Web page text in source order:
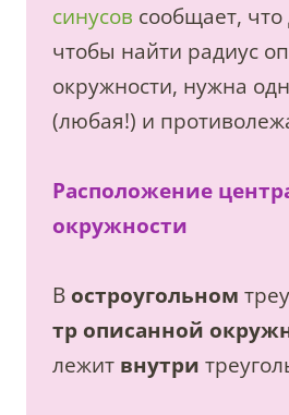
синусов сообщает, что
чтобы найти радиус
окружности, нужна
(любая!) и
Расположение
окружности
В остроугольном
тр описанной
лежит внутри